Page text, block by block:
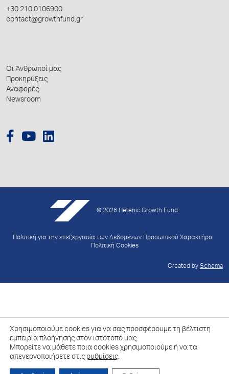
+30 210 0106900
contact@growthfund.gr
Οι Άνθρωποί μας
Προκηρύξεις
Αναφορές
Newsroom
© 2026 Hellenic Growth Fund.
Πολιτική για την επεξεργασία των Δεδομένων Προσωπικού Χαρακτήρα
Πολιτική Cookies
Created by Schema
Χρησιμοποιούμε cookies για να σας προσφέρουμε τη βέλτιστη
εμπειρία πλοήγησης στον ιστότοπό μας.
Μπορείτε να μάθετε ποια cookies χρησιμοποιούμε ή να τα
απενεργοποιήσετε στις ρυθμίσεις.